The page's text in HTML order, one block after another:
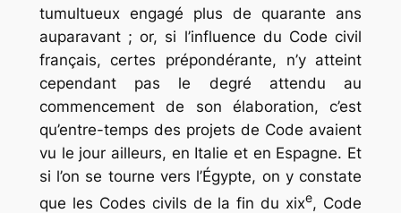
tumultueux engagé plus de quarante ans
auparavant ; or, si l’influence du Code civil
français, certes prépondérante, n’y atteint
cependant pas le degré attendu au
commencement de son élaboration, c’est
qu’entre-temps des projets de Code avaient
vu le jour ailleurs, en Italie et en Espagne. Et
si l’on se tourne vers l’Égypte, on y constate
que les Codes civils de la fin du xixe, Code